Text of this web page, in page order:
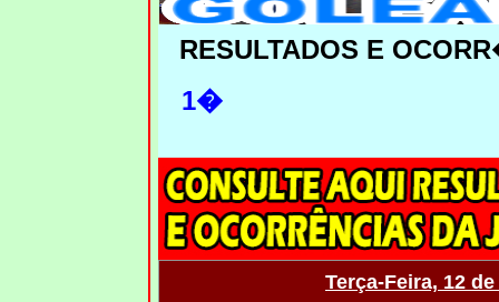
RESULTADOS E
1�
Terça-Feira, 12